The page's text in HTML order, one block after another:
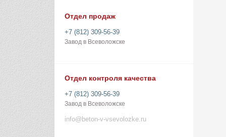
Отдел продаж
+7 (812) 309-56-39
Завод в Всеволожске
Отдел контроля качества
+7 (812) 309-56-39
Завод в Всеволожске
info@beton-v-vsevolozke.ru